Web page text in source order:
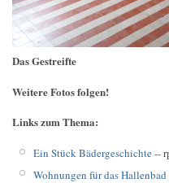
Das Gestreifte
Weitere Fotos folgen!
Links zum Thema:
Ein Stück Bädergeschichte--
Wohnungen für das